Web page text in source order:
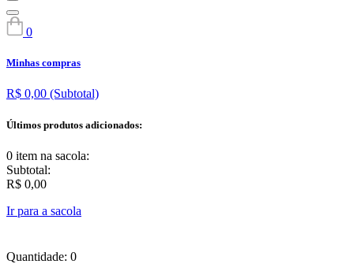
0
Minhas compras
R$ 0,00 (Subtotal)
Últimos produtos adicionados:
0 item na sacola:
Subtotal:
R$ 0,00
Ir para a sacola
Quantidade: 0